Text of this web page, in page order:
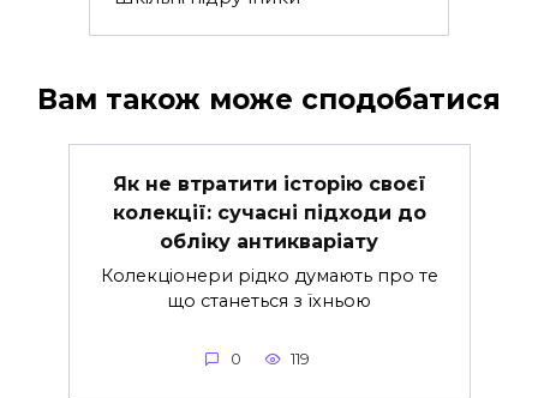
Вам також може сподобатися
Як не втратити історію своєї
колекції: сучасні підходи до
обліку антикваріату
Колекціонери рідко думають про те
що станеться з їхньою
0 119